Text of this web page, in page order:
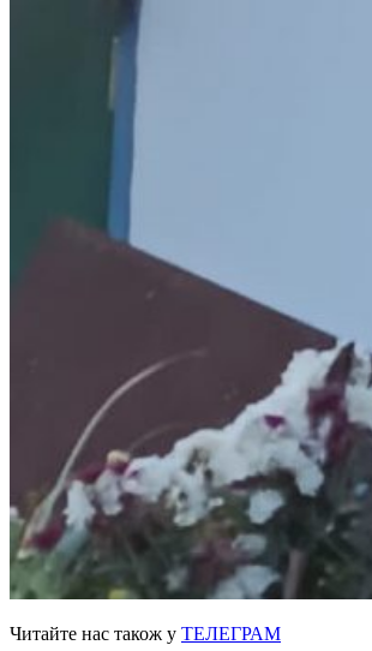
Читайте нас також у ТЕЛЕГРАМ